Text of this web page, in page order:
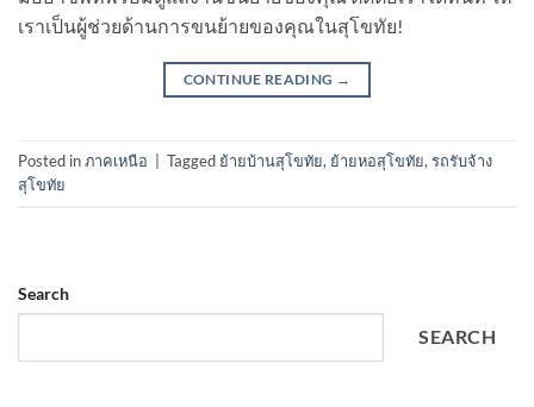
เราเป็นผู้ช่วยด้านการขนย้ายของคุณในสุโขทัย!
CONTINUE READING →
Posted inภาคเหนือ Tagged ย้ายบ้านสุโขทัย, ย้ายหอสุโขทัย, รถรับจ้าง
สุโขทัย
Search
SEARCH